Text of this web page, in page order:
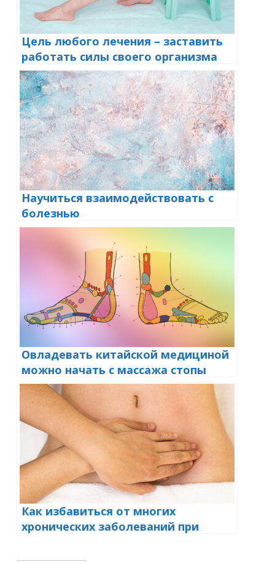
Цель любого лечения – заставить
работать силы своего организма
Научиться взаимодействовать с
болезнью
Овладевать китайской медициной
можно начать с массажа стопы
Как избавиться от многих
хронических заболеваний при
(массаж Туйфу)